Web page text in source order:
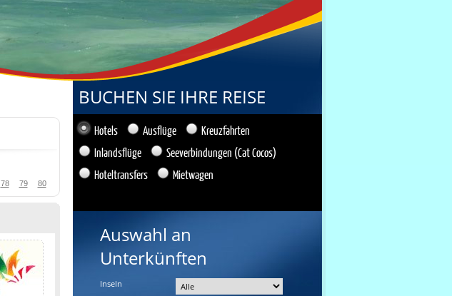
78 79 80
BUCHEN SIE IHRE REISE
Hotels Ausflüge
Kreuzfahrten
Inlandsflüge
Seeverbindungen (Cat Cocos)
Hoteltransfers
Mietwagen
Auswahl an
Unterkünften
Inseln